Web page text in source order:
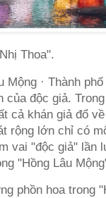
Thoa".
Mộng · Thành
của độc giả.
cả khán giả đổ
rộng lớn chỉ có
vai "độc giả" lần
"Hồng Lâu
phồn hoa trong